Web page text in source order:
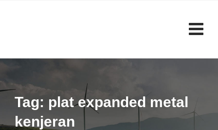
Tag: plat expanded metal
kenjeran